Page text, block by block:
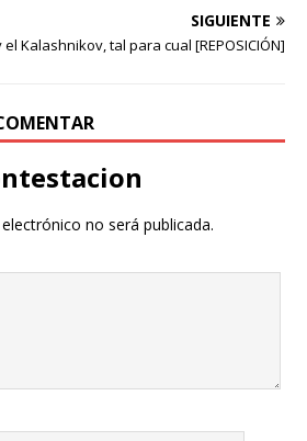
SIGUIENTE
el Kalashnikov, tal para cual [REPOSICIÓN]
no será publicada.